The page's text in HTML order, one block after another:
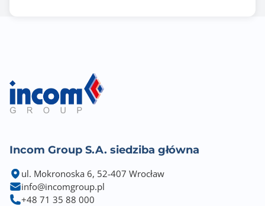
Incom Group S.A. siedziba główna
ul. Mokronoska 6, 52-407 Wrocław
info@incomgroup.pl
+48 71 35 88 000